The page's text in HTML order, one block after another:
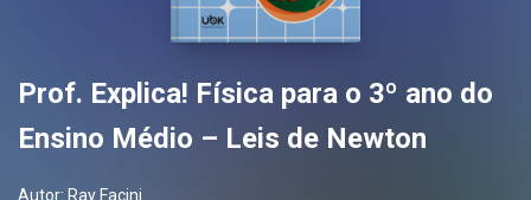
Prof. Explica! Física para o 3º ano do
Ensino Médio – Leis de Newton
Autor: Ray Facini